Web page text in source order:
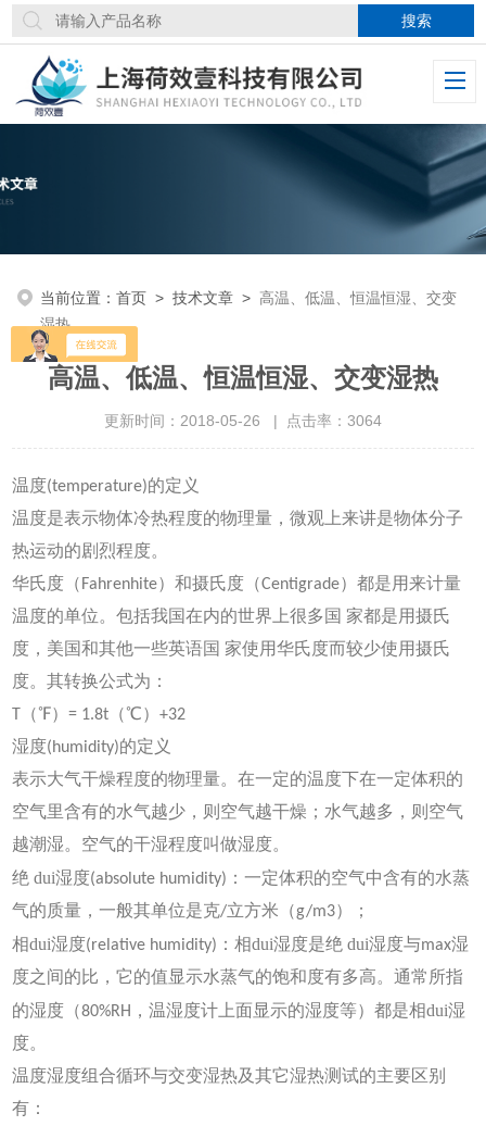
当前位置：首页 >技术文章 > 高温、低温、恒温恒湿、交变
湿热
高温、低温、恒温恒湿、交变湿热
更新时间：2018-05-26 | 点击率：3064
温度(temperature)的定义
温度是表示物体冷热程度的物理量，微观上来讲是物体分子
热运动的剧烈程度。
华氏度（Fahrenhite）和摄氏度（Centigrade）都是用来计量
温度的单位。包括我国在内的世界上很多国 家都是用摄氏
度，美国和其他一些英语国 家使用华氏度而较少使用摄氏
度。其转换公式为：
T（℉）= 1.8t（℃）+32
湿度(humidity)的定义
表示大气干燥程度的物理量。在一定的温度下在一定体积的
空气里含有的水气越少，则空气越干燥；水气越多，则空气
越潮湿。空气的干湿程度叫做湿度。
绝dui湿度(absolute humidity)：一定体积的空气中含有的水蒸
气的质量，一般其单位是克/立方米（g/m3）；
相dui湿度(relative humidity)：相dui湿度是绝dui湿度与max湿
度之间的比，它的值显示水蒸气的饱和度有多高。通常所指
的湿度（80%RH，温湿度计上面显示的湿度等）都是相dui湿
度。
温度湿度组合循环与交变湿热及其它湿热测试的主要区别
有：